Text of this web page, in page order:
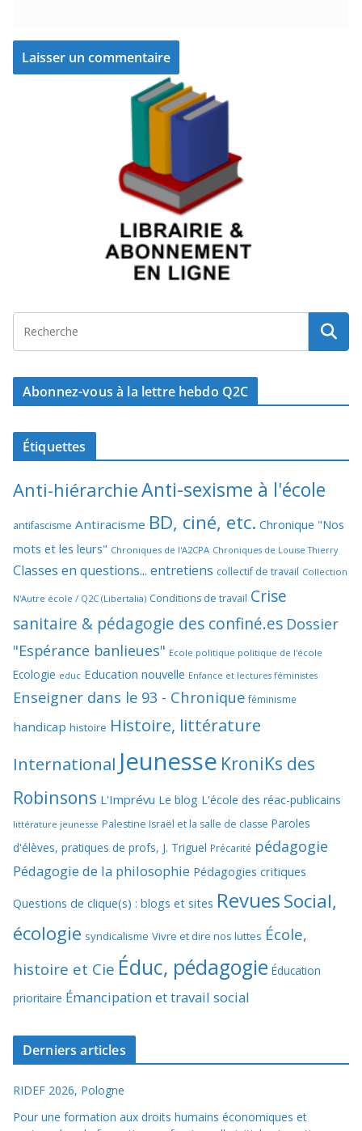
Abonnez-vous à la lettre hebdo Q2C
Étiquettes
Anti-hiérarchieAnti-sexisme à l'école
antifascisme Antiracisme BD, ciné, etc. Chronique "Nos
mots et les leurs" Chroniques de l'A2CPA Chroniques de Louise Thierry
Classes en questions... entretiens collectif de travail Collection
N'Autre école / Q2C (Libertalia) Conditions de travail Crise
sanitaire & pédagogie des confiné.es Dossier
"Espérance banlieues" Ecole politique politique de l'école
Ecologie educ Education nouvelle Enfance et lectures féministes
Enseigner dans le 93 - Chronique féminisme
handicap histoire Histoire, littérature
International Jeunesse KroniKs des
Robinsons L'Imprévu Le blog L'école des réac-publicains
littérature jeunesse Palestine Israël et la salle de classe Paroles
d'élèves, pratiques de profs, J. Triguel Précarité pédagogie
Pédagogie de la philosophie Pédagogies critiques
Questions de clique(s) : blogs et sites RevuesSocial,
écologie syndicalisme Vivre et dire nos luttes École,
histoire et Cie Éduc, pédagogie Éducation
prioritaire Émancipation et travail social
Derniers articles
RIDEF 2026, Pologne
Pour une formation aux droits humains économiques et